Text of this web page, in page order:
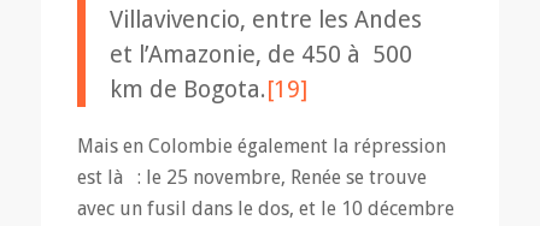
Villavivencio, entre les Andes
et l’Amazonie, de 450 à 500
km de Bogota.[19]
Mais en Colombie également la répression
est là : le 25 novembre, Renée se trouve
avec un fusil dans le dos, et le 10 décembre